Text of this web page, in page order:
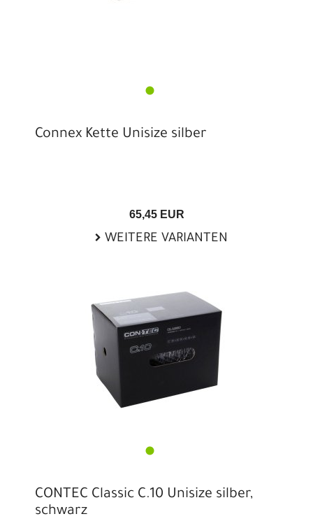
Connex Kette Unisize silber
65,45 EUR
WEITERE VARIANTEN
CONTEC Classic C.10 Unisize silber,
schwarz